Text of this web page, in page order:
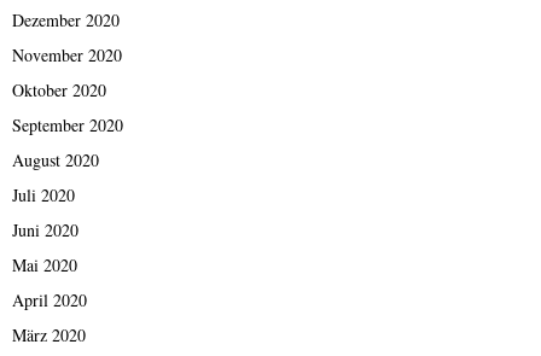
Dezember 2020
November 2020
Oktober 2020
September 2020
August 2020
Juli 2020
Juni 2020
Mai 2020
April 2020
März 2020